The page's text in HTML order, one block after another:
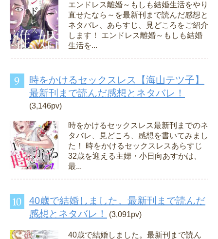
エンドレス離婚～もしも結婚生活をやり
直せたなら～を最新刊まで読んだ感想と
ネタバレ、あらすじ、見どころをご紹介
します！ エンドレス離婚～もしも結婚
生活を...
時をかけるセックスレス【海山テツ子】
最新刊まで読んだ感想とネタバレ！
(3,146pv)
時をかけるセックスレス最新刊までのネ
タバレ、見どころ、感想を書いてみまし
た！ 時をかけるセックスレスあらすじ
32歳を迎える主婦・小日向あすかは、
最...
40歳で結婚しました。最新刊まで読んだ
感想とネタバレ！
(3,091pv)
40歳で結婚しました。最新刊まで読ん